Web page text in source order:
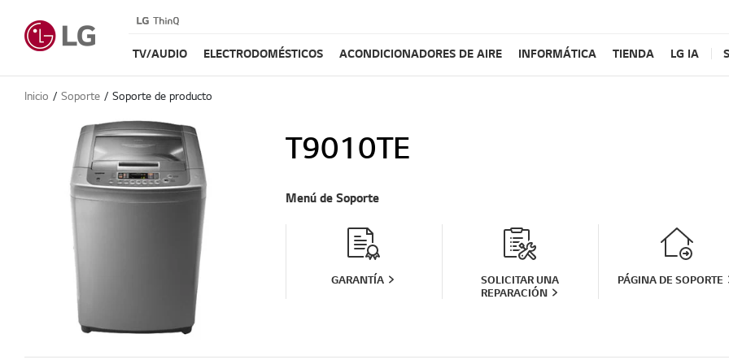
TV/AUDIO ELECTRODOMÉSTICOS ACONDICIONADORES DE AIRE INFORMÁTICA TIENDA LG IA
Inicio Soporte Soporte de producto
T9010TE
Menú de Soporte
GARANTÍA
SOLICITAR UNA
REPARACIÓN
PÁGINA DE SOPORTE